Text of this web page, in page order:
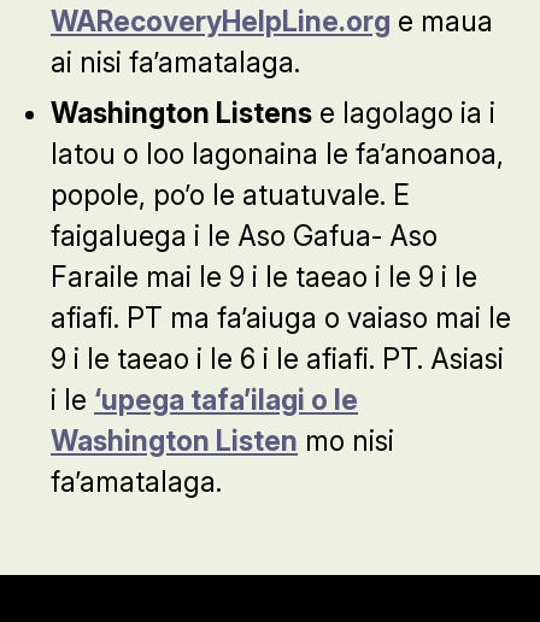
WARecoveryHelpLine.org e maua
ai nisi fa’amatalaga.
Washington Listens e lagolago ia i
latou o loo lagonaina le fa’anoanoa,
popole, po’o le atuatuvale. E
faigaluega i le Aso Gafua- Aso
Faraile mai le 9 i le taeao i le 9 i le
afiafi. PT ma fa’aiuga o vaiaso mai le
9 i le taeao i le 6 i le afiafi. PT. Asiasi
i le ‘upega tafa’ilagi o le
Washington Listen mo nisi
fa’amatalaga.